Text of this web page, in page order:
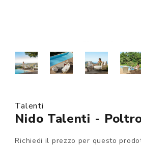
Talenti
Nido Talenti -
Richiedi il prezzo per questo